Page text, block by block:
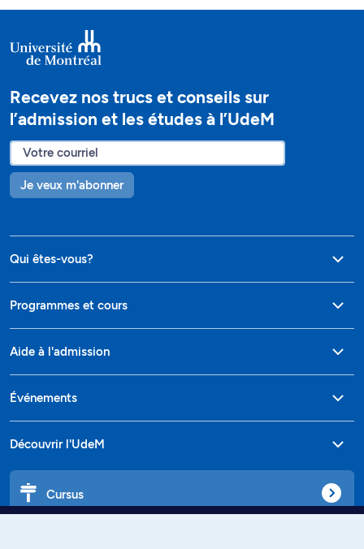
Recevez nos trucs et conseils sur
l’admission et les études à l’UdeM
Je veux m'abonner
Qui êtes-vous?
Programmes et cours
Aide à l'admission
Événements
Découvrir l'UdeM
Cursus